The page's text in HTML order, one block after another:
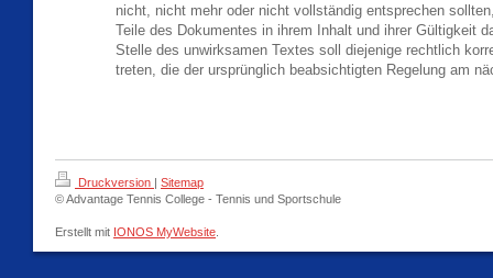
nicht, nicht mehr oder nicht vollständig entsprechen
Teile des Dokumentes in ihrem Inhalt und ihrer Gültigkeit
Stelle des unwirksamen Textes soll diejenige rechtlich
treten, die der ursprünglich beabsichtigten Regelung am
Druckversion | Sitemap
© Advantage Tennis College - Tennis und Sportschule
Erstellt mit IONOS MyWebsite